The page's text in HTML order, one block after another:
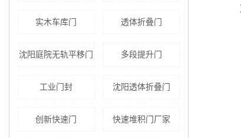
实木车库门 透体折叠门
沈阳庭院无轨平移门 多段提升门
工业门封 沈阳透体折叠门
创新快速门 快速堆积门厂家